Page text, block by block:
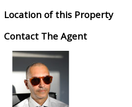
Location of this Property
Contact The Agent